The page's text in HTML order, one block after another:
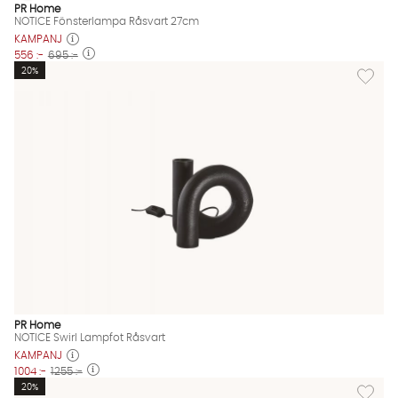
PR Home
NOTICE Fönsterlampa Råsvart 27cm
KAMPANJ
556 :- 695 :-
Lägg
20%
PR Home
NOTICE Swirl Lampfot Råsvart
KAMPANJ
1004 :- 1255 :-
Lägg
20%